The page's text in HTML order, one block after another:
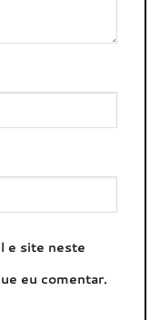
e site neste
eu comentar.